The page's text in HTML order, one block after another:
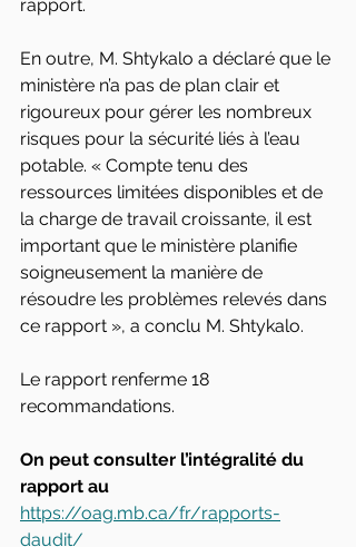
rapport.
En outre, M. Shtykalo a déclaré que le
ministère n’a pas de plan clair et
rigoureux pour gérer les nombreux
risques pour la sécurité liés à l’eau
potable. « Compte tenu des
ressources limitées disponibles et de
la charge de travail croissante, il est
important que le ministère planifie
soigneusement la manière de
résoudre les problèmes relevés dans
ce rapport », a conclu M. Shtykalo.
Le rapport renferme 18
recommandations.
On peut consulter l’intégralité du
rapport au
https://oag.mb.ca/fr/rapports-
daudit/